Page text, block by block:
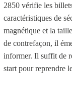
2850 vérifie les
caractéristiques de
magnétique et la
de contrefaçon, il
informer. Il suffit de
start pour reprendre